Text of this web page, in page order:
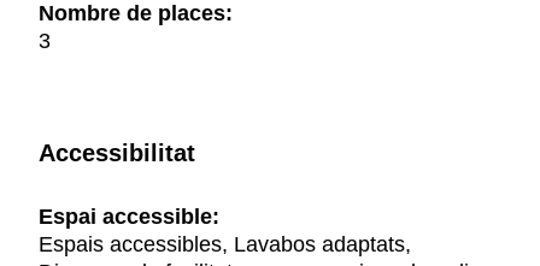
Nombre de places:
3
Accessibilitat
Espai accessible:
Espais accessibles, Lavabos adaptats,